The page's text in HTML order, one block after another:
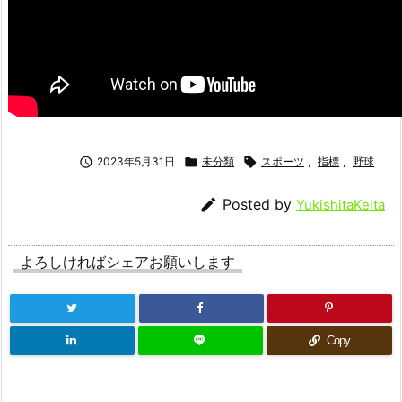
 2023年5月31日  未分類  スポーツ , 指標 , 野球
 Posted by YukishitaKeita
よろしければシェアお願いします
Copy